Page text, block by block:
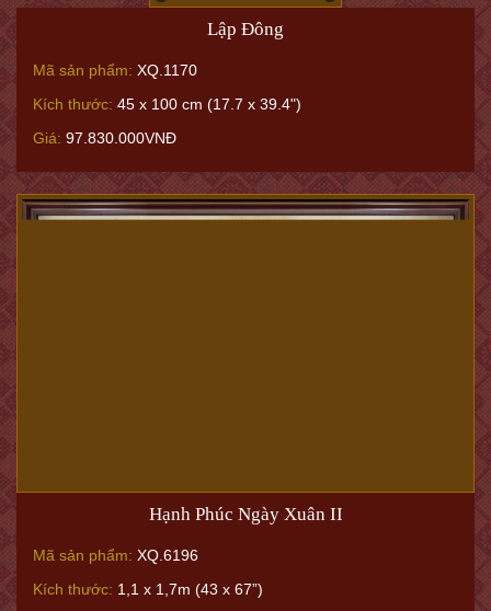
Lập Đông
Mã sản phẩm: XQ.1170
Kích thước: 45 x 100 cm (17.7 x 39.4")
Giá: 97.830.000VNĐ
Hạnh Phúc Ngày Xuân II
Mã sản phẩm: XQ.6196
Kích thước: 1,1 x 1,7m (43 x 67”)